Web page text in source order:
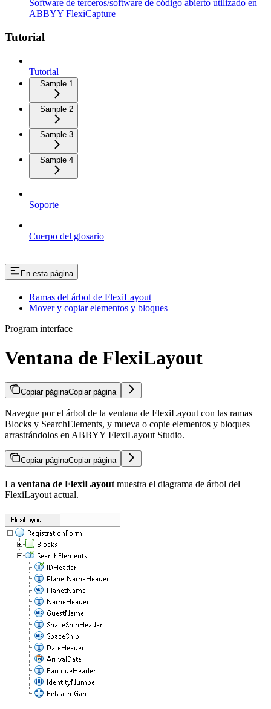
Software de terceros/software de código abierto utilizado en
ABBYY FlexiCapture
Tutorial
Tutorial
Sample 1
Sample 2
Sample 3
Sample 4
Soporte
Cuerpo del glosario
En esta página
Ramas del árbol de FlexiLayout
Mover y copiar elementos y bloques
Program interface
Ventana de FlexiLayout
Copiar páginaCopiar página
Navegue por el árbol de la ventana de FlexiLayout con las ramas
Blocks y SearchElements, y mueva o copie elementos y bloques
arrastrándolos en ABBYY FlexiLayout Studio.
Copiar páginaCopiar página
La ventana de FlexiLayout muestra el diagrama de árbol del
FlexiLayout actual.